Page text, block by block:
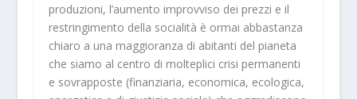
produzioni, l’aumento improvviso dei prezzi e il
restringimento della socialità è ormai abbastanza
chiaro a una maggioranza di abitanti del pianeta
che siamo al centro di molteplici crisi permanenti
e sovrapposte (finanziaria, economica, ecologica,